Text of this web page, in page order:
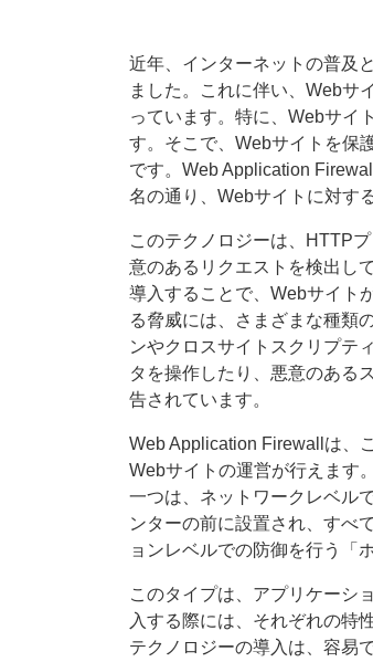
近年、インターネットの普及
ました。
これに伴い、Webサ
っています。特に、Webサイ
す。そこで、Webサイトを保
です。Web Application
名の通り、Webサイトに対す
このテクノロジーは、HTTP
意のあるリクエストを検出し
導入することで、Webサイト
る脅威には、さまざまな種類
ンやクロスサイトスクリプテ
タを操作したり、悪意のある
告されています。
Web Application Firewallは、
Webサイトの運営が行えます
一つは、ネットワークレベル
ンターの前に設置され、すべ
ョンレベルでの防御を行う「
このタイプは、アプリケーシ
入する際には、それぞれの特
テクノロジーの導入は、容易